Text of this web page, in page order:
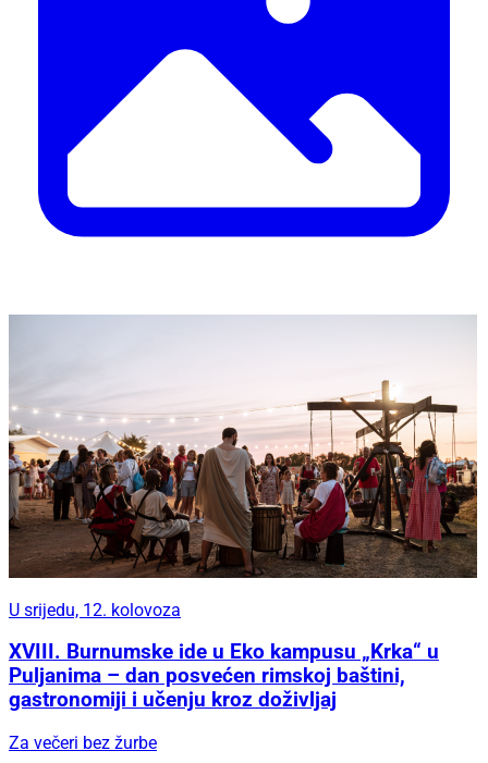
U srijedu, 12. kolovoza
XVIII. Burnumske ide u Eko kampusu „Krka“ u
Puljanima – dan posvećen rimskoj baštini,
gastronomiji i učenju kroz doživljaj
Za večeri bez žurbe